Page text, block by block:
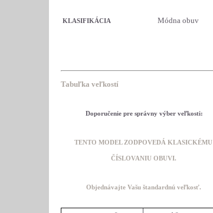
KLASIFIKÁCIA Módna obuv
Tabuľka veľkostí
Doporučenie pre správny výber veľkosti:
TENTO MODEL ZODPOVEDÁ KLASICKÉMU
ČÍSLOVANIU OBUVI.
Objednávajte Vašu štandardnú veľkosť.